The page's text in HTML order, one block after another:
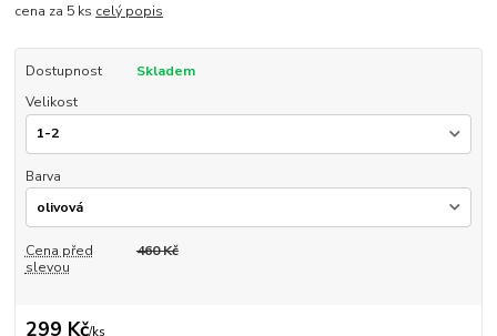
cena za 5 ks celý popis
Dostupnost
Skladem
Velikost
Barva
Cena před
slevou
460 Kč
299 Kč/ks